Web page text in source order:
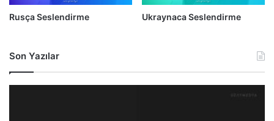
Rusça Seslendirme Ukraynaca Seslendirme
Son Yazılar